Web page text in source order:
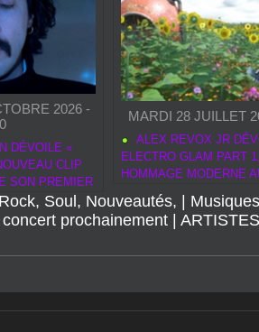
2026 -
DÉVOILE «
CLIP
SON PREMIER
MARDI 28 JUILLET
ALEX REVOX JR
ELECTRO GLAM PART
HOMMAGE MODERNE
ROCK
Soul, Nouveautés, |
concert prochainement |ARTISTES